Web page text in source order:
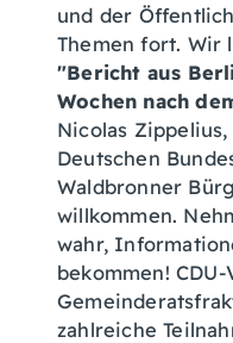
und der
Themen fort. Wir
"Bericht aus
Wochen nach
Nicolas
Deutschen
Waldbronner
willkommen.
wahr,
bekommen!
zahlreiche